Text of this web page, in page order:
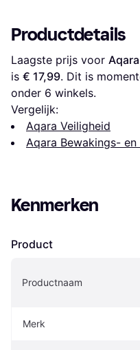
Productdetails
Laagste prijs voor
is € 17,99. Dit is
onder 6 winkels.
Vergelijk:
Aqara Veiligheid
Aqara Bewakings-
Kenmerken
Product
Productnaam
Merk